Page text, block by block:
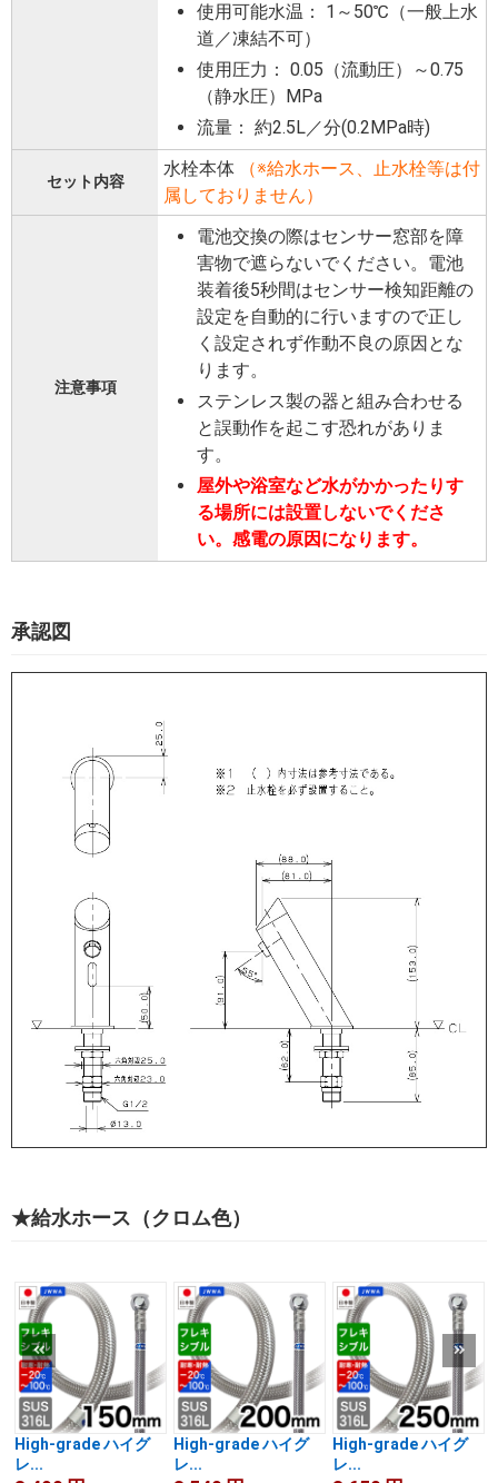
使用可能水温： 1～50℃（一般上水
道／凍結不可）
使用圧力： 0.05（流動圧）～0.75
（静水圧）MPa
流量： 約2.5L／分(0.2MPa時)
セット内容
水栓本体
（※給水ホース、止水栓等は付
属しておりません）
注意事項
電池交換の際はセンサー窓部を障
害物で遮らないでください。電池
装着後5秒間はセンサー検知距離の
設定を自動的に行いますので正し
く設定されず作動不良の原因とな
ります。
ステンレス製の器と組み合わせる
と誤動作を起こす恐れがありま
す。
屋外や浴室など水がかかったりす
る場所には設置しないでくださ
い。感電の原因になります。
承認図
★給水ホース（クロム色）
High-grade ハイグ
レ...
High-grade ハイグ
レ...
High-grade ハイグ
レ...